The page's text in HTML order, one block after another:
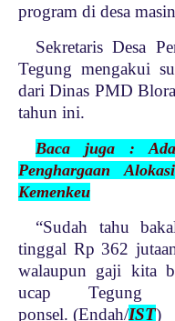
program di desa
Sekretaris Desa
Tegung mengakui
dari Dinas PMD
tahun ini.
Baca juga :
Penghargaan
Kemenkeu
“Sudah tahu
tinggal Rp 362
walaupun gaji kita
ucap Tegung
ponsel. (Endah/IST)